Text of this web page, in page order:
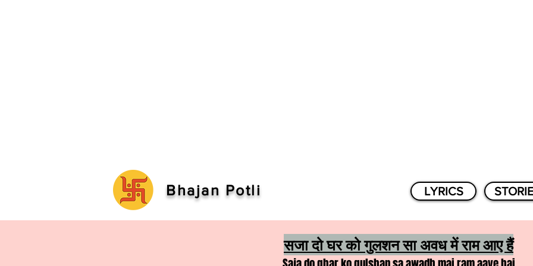
Bhajan Potli LYRICS
सजा दो घर को गुलशन सा अवध में राम आए हैं